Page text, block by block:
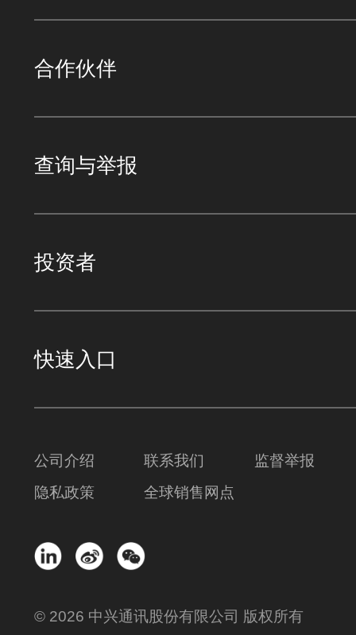
合作伙伴
查询与举报
投资者
快速入口
公司介绍 联系我们
监督举报
隐私政策
全球销售网点
© 2026 中兴通讯股份有限公司 版权所有